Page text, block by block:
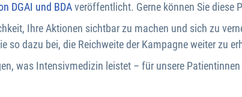
DGAI und BDAveröffentlicht. Gerne können Sie diese
Ihre Aktionen sichtbar zu machen und sich zu
so dazu bei, die Reichweite der Kampagne weiter zu
was Intensivmedizin leistet – für unsere